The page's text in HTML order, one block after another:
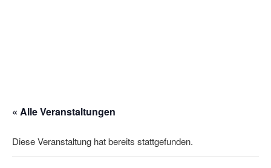
« Alle Veranstaltungen
Diese Veranstaltung hat bereits stattgefunden.